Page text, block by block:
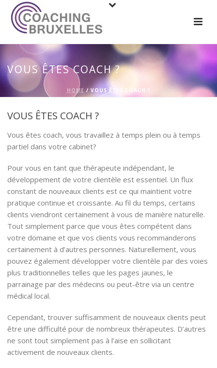
VOUS ÊTES COACH ?
HOME/VOUS ÊTES COACH ?
VOUS ÊTES COACH ?
Vous êtes coach, vous travaillez à temps plein ou à temps
partiel dans votre cabinet?
Pour vous en tant que thérapeute indépendant, le
développement de votre clientèle est essentiel. Un flux
constant de nouveaux clients est ce qui maintient votre
pratique continue et croissante. Au fil du temps, certains
clients viendront certainement à vous de manière naturelle.
Tout simplement parce que vous êtes compétent dans
votre domaine et que vos clients vous recommanderons
certainement à d’autres personnes. Naturellement, vous
pouvez également développer votre clientèle par des voies
plus traditionnelles telles que les pages jaunes, le
parrainage par des médecins ou peut-être via un centre
médical local.
Cependant, trouver suffisamment de nouveaux clients peut
être une difficulté pour de nombreux thérapeutes. D’autres
ne sont tout simplement pas à l’aise en sollicitant
activement de nouveaux clients.